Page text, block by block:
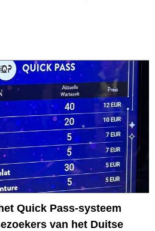
Quick Pass-systeem
van het Duitse